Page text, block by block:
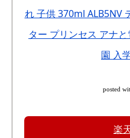
れ 子供 370ml ALB5NV
ター プリンセス アナ
園 入
posted
楽